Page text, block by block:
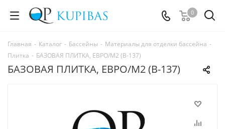
0
Главная - Каталог - Бассейны - Материалы для отделки бассейна -
Плитка - БАЗОВАЯ ПЛИТКА, ЕВРО/М2 (B-137)
БАЗОВАЯ ПЛИТКА, ЕВРО/М2 (B-137)